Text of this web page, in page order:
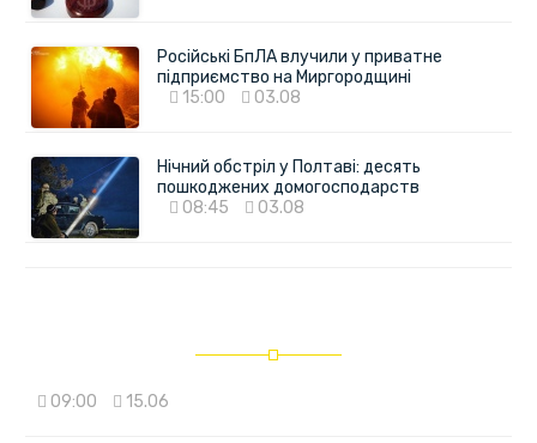
Російські БпЛА влучили у приватне
підприємство на Миргородщині
15:00
03.08
Нічний обстріл у Полтаві: десять
пошкоджених домогосподарств
08:45
03.08
09:00 15.06